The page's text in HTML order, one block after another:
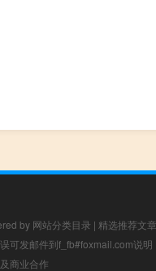
by 网站分类目录 | 精选推荐文章
可发邮件到f_fb#foxmail.com说
商业合作